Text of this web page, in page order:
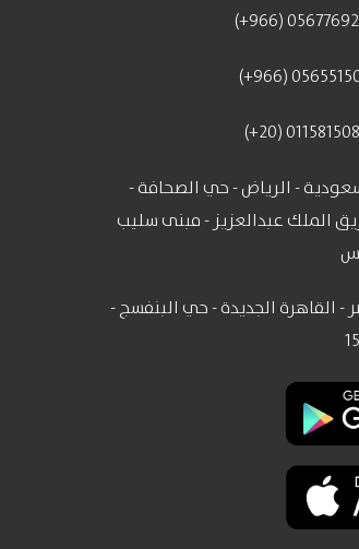
(+966)
(+966)
(+20)
- الرياض - حي الصحافة -
الملك عبدالعزيز - مبنى سليب
- القاهرة الجديدة - حي البنفسج -